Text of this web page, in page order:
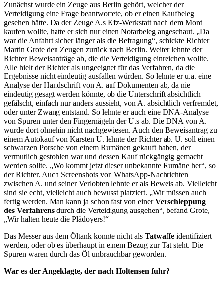
Zunächst wurde ein Zeuge aus Berlin gehört, welcher der
Verteidigung eine Frage beantwortete, ob er einen Kaufbeleg
gesehen hätte. Da der Zeuge A.s Kfz-Werkstatt nach dem Mord
kaufen wollte, hatte er sich nur einen Notarbeleg angeschaut. „Da
war die Anfahrt sicher länger als die Befragung“, schickte Richter
Martin Grote den Zeugen zurück nach Berlin. Weiter lehnte der
Richter Beweisanträge ab, die die Verteidigung einreichen wollte.
Alle hielt der Richter als ungeeignet für das Verfahren, da die
Ergebnisse nicht eindeutig ausfallen würden. So lehnte er u.a. eine
Analyse der Handschrift von A. auf Dokumenten ab, da nie
eindeutig gesagt werden könnte, ob die Unterschrift absichtlich
gefälscht, einfach nur anders aussieht, von A. absichtlich verfremdet,
oder unter Zwang entstand. So lehnte er auch eine DNA-Analyse
von Spuren unter den Fingernägeln der U.s ab. Die DNA von A.
wurde dort ohnehin nicht nachgewiesen. Auch den Beweisantrag zu
einem Autokauf von Karsten U. lehnte der Richter ab. U. soll einen
schwarzen Porsche von einem Rumänen gekauft haben, der
vermutlich gestohlen war und dessen Kauf rückgängig gemacht
werden sollte. „Wo kommt jetzt dieser unbekannte Rumäne her“, so
der Richter. Auch Screenshots von WhatsApp-Nachrichten
zwischen A. und seiner Verlobten lehnte er als Beweis ab. Vielleicht
sind sie echt, vielleicht auch bewusst platziert. „Wir müssen auch
fertig werden. Man kann ja schon fast von einerVerschleppung
des Verfahrens durch die Verteidigung ausgehen“, befand Grote,
„Wir halten heute die Plädoyers!“
Das Messer aus dem Öltank konnte nicht als Tatwaffe identifiziert
werden, oder ob es überhaupt in einem Bezug zur Tat steht. Die
Spuren waren durch das Öl unbrauchbar geworden.
War es der Angeklagte, der nach Holtensen fuhr?